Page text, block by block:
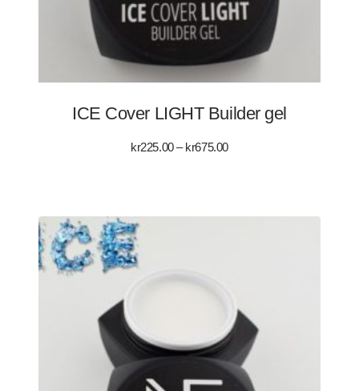
ICE Cover LIGHT Builder gel
kr225.00 – kr675.00Prisintervall: